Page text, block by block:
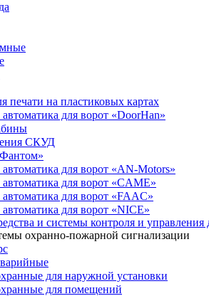
печати на пластиковых картах
для ворот «DoorHan»
СКУД
для ворот «AN-Motors»
для ворот «CAME»
для ворот «FAAC»
для ворот «NICE»
и системы контроля и управления
охранно-пожарной сигнализации
для наружной установки
для помещений